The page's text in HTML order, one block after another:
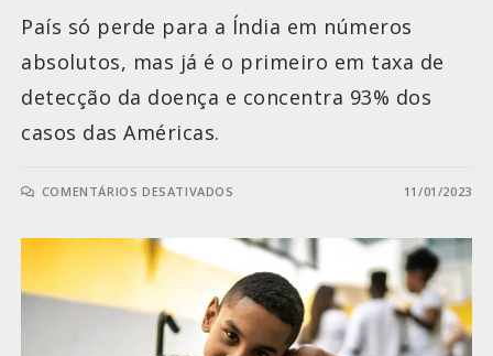
País só perde para a Índia em números
absolutos, mas já é o primeiro em taxa de
detecção da doença e concentra 93% dos
casos das Américas.
COMENTÁRIOS DESATIVADOS 11/01/2023